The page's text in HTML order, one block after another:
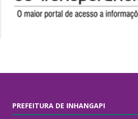
PREFEITURA DE INHANGAPI